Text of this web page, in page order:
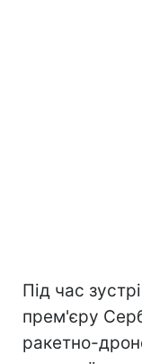
Під час
прем'єру
ракетно-